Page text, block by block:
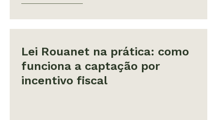
Lei Rouanet na prática: como
funciona a captação por
incentivo fiscal